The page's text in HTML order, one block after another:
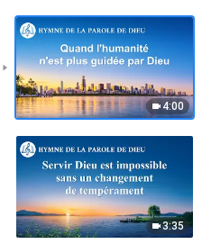
4:00
3:35